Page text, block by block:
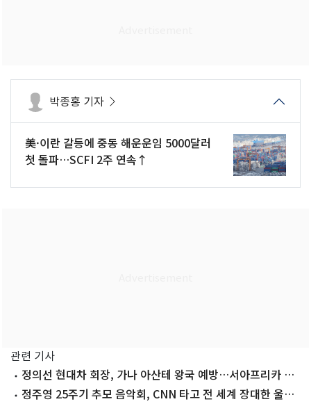
박종홍 기자
美·이란 갈등에 중동 해운운임 5000달러
첫 돌파…SCFI 2주 연속↑
관련 기사
정의선 현대차 회장, 가나 아산테 왕국 예방…서아프리카 협
력 모색
정주영 25주기 추모 음악회, CNN 타고 전 세계 장대한 울림